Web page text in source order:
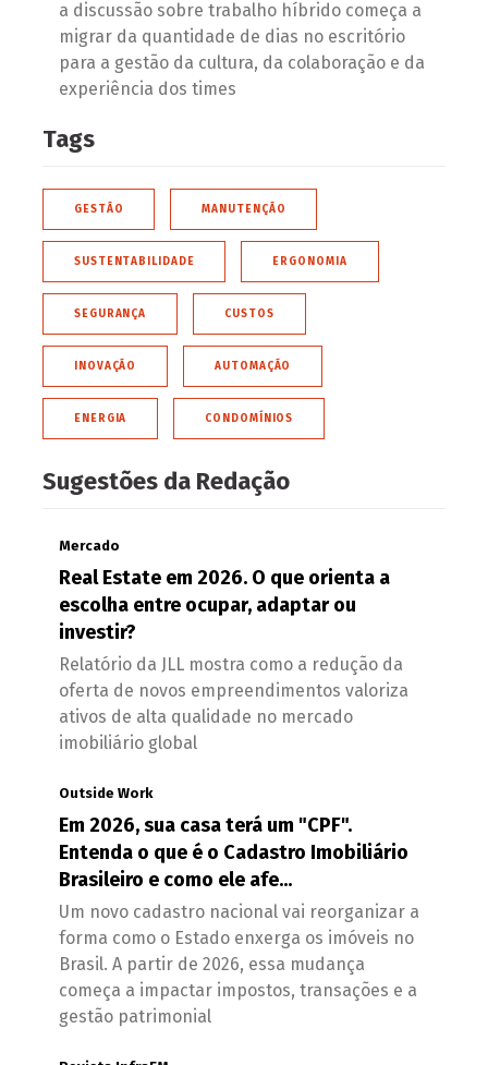
a discussão sobre trabalho híbrido começa a
migrar da quantidade de dias no escritório
para a gestão da cultura, da colaboração e da
experiência dos times
Tags
GESTÃO MANUTENÇÃO
SUSTENTABILIDADE ERGONOMIA
SEGURANÇA CUSTOS
INOVAÇÃO AUTOMAÇÃO
ENERGIA CONDOMÍNIOS
Sugestões da Redação
Mercado
Real Estate em 2026. O que orienta a
escolha entre ocupar, adaptar ou
investir?
Relatório da JLL mostra como a redução da
oferta de novos empreendimentos valoriza
ativos de alta qualidade no mercado
imobiliário global
Outside Work
Em 2026, sua casa terá um "CPF".
Entenda o que é o Cadastro Imobiliário
Brasileiro e como ele afe...
Um novo cadastro nacional vai reorganizar a
forma como o Estado enxerga os imóveis no
Brasil. A partir de 2026, essa mudança
começa a impactar impostos, transações e a
gestão patrimonial